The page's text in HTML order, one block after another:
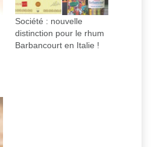
Société : nouvelle
distinction pour le rhum
Barbancourt en Italie !